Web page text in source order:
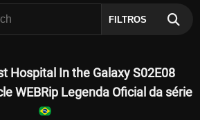
FILTROS
Hospital In the Galaxy S02E08
WEBRip Legenda Oficial da série